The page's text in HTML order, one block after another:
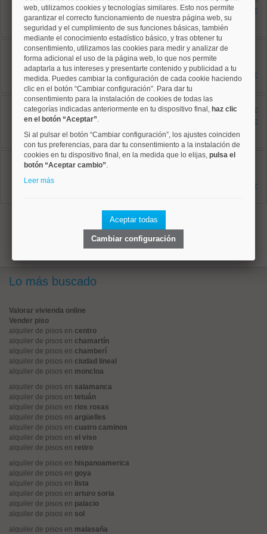
42 m²
0 dormitorios
1 baños
1.300 €
Tetuán, Berruguete
Ref: 50004767
45 m²
2 dormitorios
1 baños
1.200 €
Tetuán, Cuatro Caminos
Ref: 50004781
2 baños
antes 2.195 €
2.095 €
Tetuán, Castillejos
Ref: 50004801
1.650 €
1
Lo más buscado
Valorar vivienda online
Vender piso
alquiler de pisos en centro
alquiler de pisos en chamartín
alquiler de pisos en chamberí
alquiler de pisos en ciudad lineal
alquiler de pisos en moncloa
alquiler de pisos en salamanca
alquiler de pisos en tetuán
alquiler de pisos en rios rosas
alquiler de pisos en argüelles
alquiler de pisos en cuatro caminos
alquiler de pisos en el viso
alquiler de pisos en retiro
alquiler de pisos en hispanoamerica
alquiler de pisos en goya
alquiler de pisos en lista
alquiler de pisos en arturo soria
alquiler de pisos en palacio
alquiler de pisos en sol
alquiler de pisos en malasaña
web, utilizamos cookies y tecnologías similares. Esto nos permite
garantizar el correcto funcionamiento de nuestra página web, su
seguridad y el cumplimiento de sus funciones básicas, también
mediante el conocimiento estadístico básico, y tras obtener tu
consentimiento, utilizamos las cookies para medir y analizar de
forma adicional el uso de la página web, lo que nos permite
adaptarla a tus intereses y presentarte contenido y publicidad a tu
medida. Puedes cambiar la configuración de cada cookie haciendo
clic en el botón “Cambiar configuración”. Para dar tu
consentimiento para la instalación de cookies de todas las
categorías indicadas anteriormente en tu dispositivo final, haz clic
en el botón “Aceptar”.
Si al pulsar el botón “Cambiar configuración”, los ajustes coinciden
con tus preferencias, para dar tu consentimiento a la instalación de
cookies en tu dispositivo final, en la medida que lo elijas, pulsa el
botón “Aceptar cambio”.
Leer más
Aceptar todas
Cambiar configuración